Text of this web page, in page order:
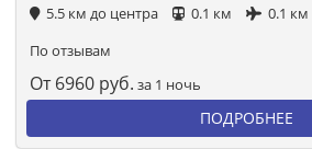
5.5 км до центра 0.1 км
0.1 км
По отзывам
От 6960 руб. за 1 ночь
ПОДРОБНЕЕ